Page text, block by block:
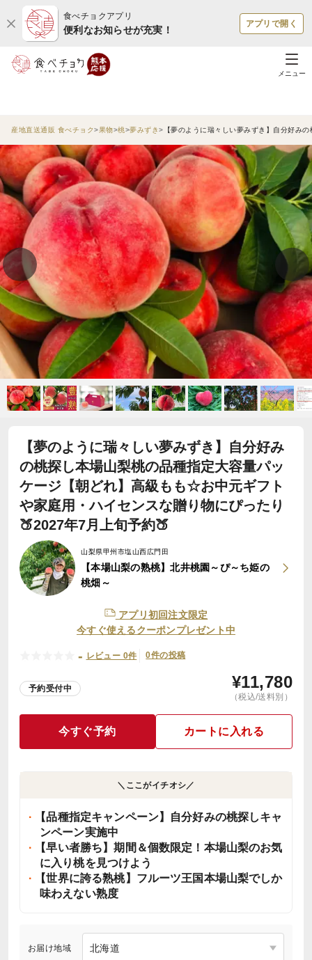
食べチョクアプリ
便利なお知らせが充実！
アプリで開く
メニュー
産地直送通販 食べチョク 果物 桃 夢みずき 【夢のように瑞々しい夢みずき】自分好み
【夢のように瑞々しい夢みずき】自分好み
の桃探し本場山梨桃の品種指定大容量パッ
ケージ【朝どれ】高級もも☆お中元ギフト
や家庭用・ハイセンスな贈り物にぴったり
🍑2027年7月上旬予約🍑
山梨県甲州市塩山西広門田
【本場山梨の熟桃】北井桃園～ぴ～ち姫の
桃畑～
アプリ初回注文限定
今すぐ使えるクーポンプレゼント中
- レビュー 0件 0件の投稿
予約受付中 ¥11,780
（税込/送料別）
今すぐ予約 カートに入れる
＼ここがイチオシ／
【品種指定キャンペーン】自分好みの桃探しキャ
ンペーン実施中
【早い者勝ち】期間＆個数限定！本場山梨のお気
に入り桃を見つけよう
【世界に誇る熟桃】フルーツ王国本場山梨でしか
味わえない熟度
お届け地域